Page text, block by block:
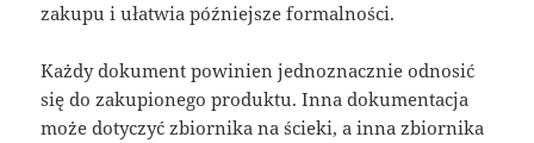
zakupu i ułatwia późniejsze formalności.
Każdy dokument powinien jednoznacznie odnosić
się do zakupionego produktu. Inna dokumentacja
może dotyczyć zbiornika na ścieki, a inna zbiornika